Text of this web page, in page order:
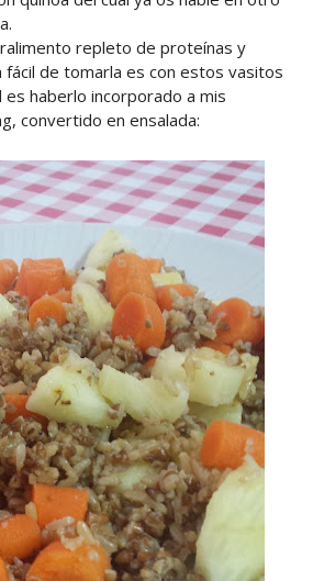
repleto de proteínas y
fácil de tomarla es con estos vasitos
haberlo incorporado a mis
convertido en ensalada: